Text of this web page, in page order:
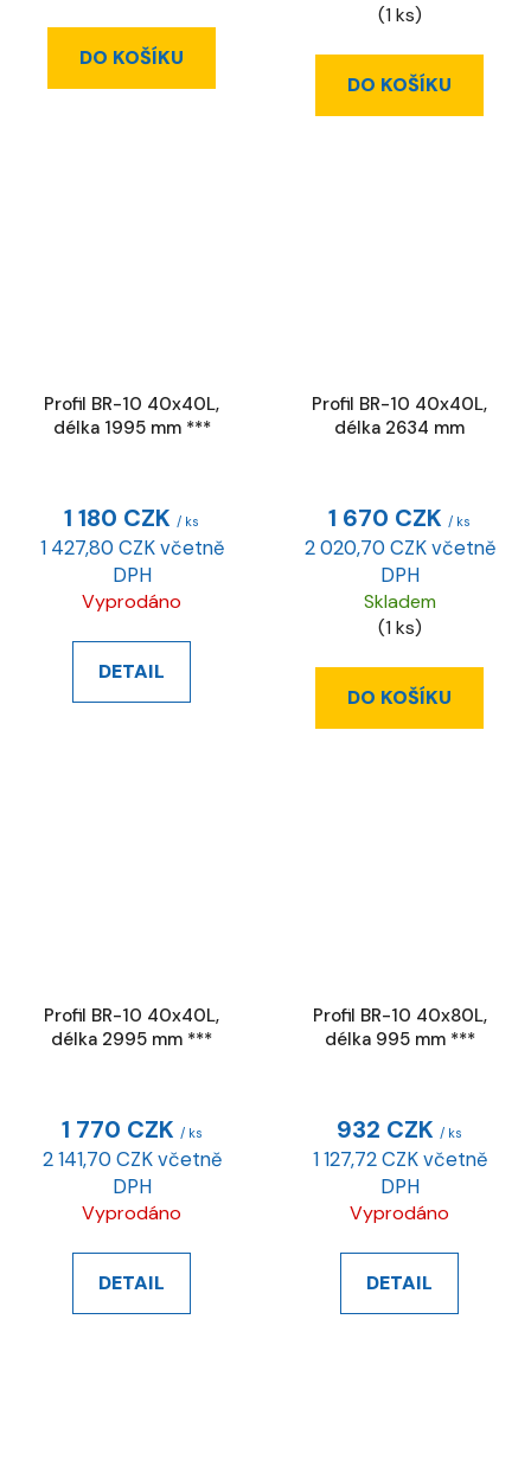
DO KOŠÍKU
(1 ks)
DO KOŠÍKU
Profil BR-10 40x40L,
délka 1995 mm ***
1 180 CZK / ks
1 427,80 CZK včetně
DPH
Vyprodáno
DETAIL
Profil BR-10 40x40L,
délka 2634 mm
1 670 CZK / ks
2 020,70 CZK včetně
DPH
Skladem
(1 ks)
DO KOŠÍKU
Profil BR-10 40x40L,
délka 2995 mm ***
1 770 CZK / ks
2 141,70 CZK včetně
DPH
Vyprodáno
DETAIL
Profil BR-10 40x80L,
délka 995 mm ***
932 CZK / ks
1 127,72 CZK včetně
DPH
Vyprodáno
DETAIL